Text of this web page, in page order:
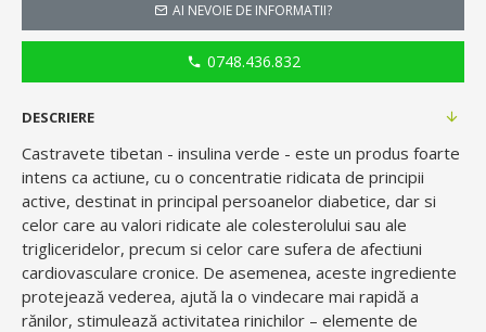
AI NEVOIE DE INFORMATII?
0748.436.832
DESCRIERE
Castravete tibetan - insulina verde - este un produs foarte
intens ca actiune, cu o concentratie ridicata de principii
active, destinat in principal persoanelor diabetice, dar si
celor care au valori ridicate ale colesterolului sau ale
trigliceridelor, precum si celor care sufera de afectiuni
cardiovasculare cronice. De asemenea, aceste ingrediente
protejează vederea, ajută la o vindecare mai rapidă a
rănilor, stimulează activitatea rinichilor – elemente de